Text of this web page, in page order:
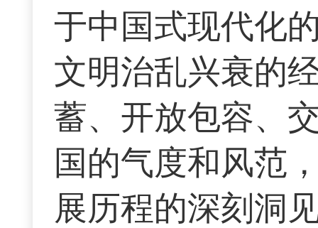
于中国式现代化
文明治乱兴衰的
蓄、开放包容、
国的气度和风范
展历程的深刻洞